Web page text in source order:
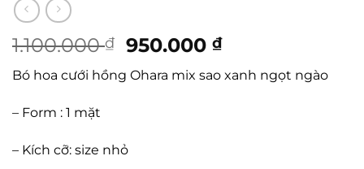
1.100.000₫
Giá
gốc
là:
950.000₫Giá
hiện
tại
Bó hoa cưới hồng Ohara mix sao xanh ngọt ngào
– Form : 1 mặt
– Kích cỡ: size nhỏ